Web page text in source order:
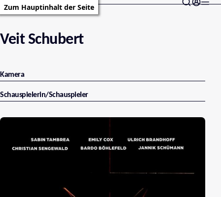
Zum Hauptinhalt der Seite
Veit Schubert
Kamera
Schauspielerin/Schauspieler